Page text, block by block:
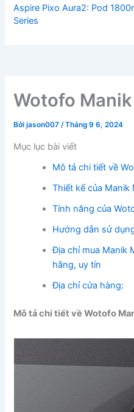
Wotofo
Bởijason007/Tháng 9 6, 2024
Mục lục bài viết
Mô tả chi tiết về
Thiết kế của Manik
Tính năng của
Hướng dẫn sử
Địa chỉ mua Manik
hãng, uy tín
Địa chỉ cửa hàng:
Mô tả chi tiết về Wotofo
Aspire Pixo Aura2: Pod
Series